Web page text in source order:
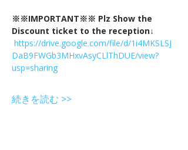
※※IMPORTANT※※ Plz Show the
Discount ticket to the reception↓
https://drive.google.com/file/d/1i4MKSLSJ
DaB9FWGb3MHxvAsyCLlThDUE/view?
usp=sharing
続きを読む >>